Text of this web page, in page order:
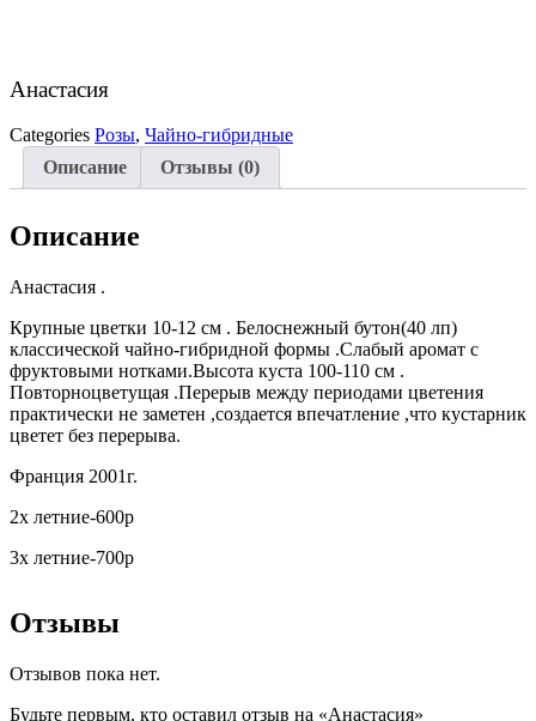
Анастасия
Categories Розы, Чайно-гибридные
Описание
Отзывы (0)
Описание
Анастасия .
Крупные цветки 10-12 см . Белоснежный бутон(40 лп)
классической чайно-гибридной формы .Слабый аромат с
фруктовыми нотками.Высота куста 100-110 см .
Повторноцветущая .Перерыв между периодами цветения
практически не заметен ,создается впечатление ,что кустарник
цветет без перерыва.
Франция 2001г.
2х летние-600р
3х летние-700р
Отзывы
Отзывов пока нет.
Будьте первым, кто оставил отзыв на «Анастасия»